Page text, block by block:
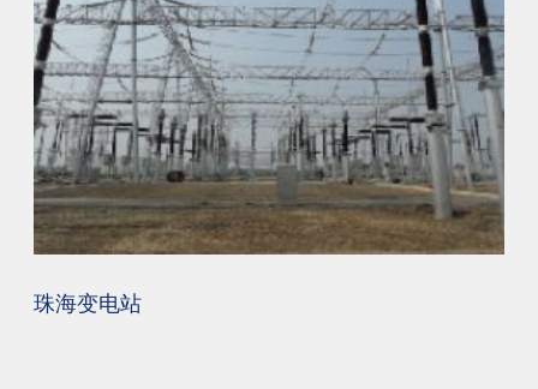
中国移动赣州分公司